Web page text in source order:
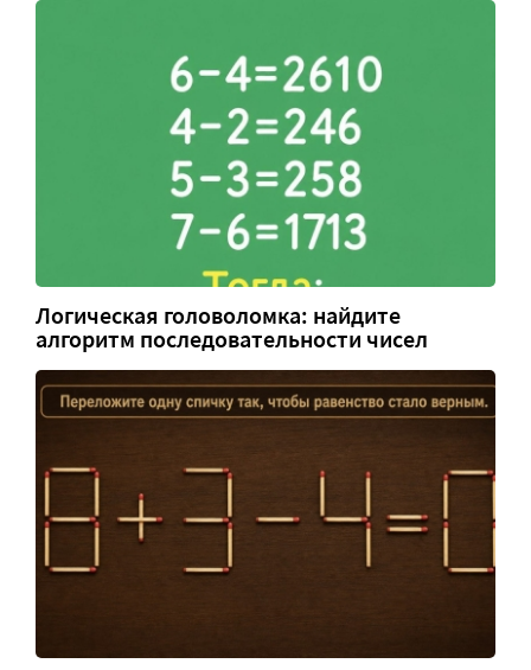
Логическая головоломка: найдите
алгоритм последовательности чисел